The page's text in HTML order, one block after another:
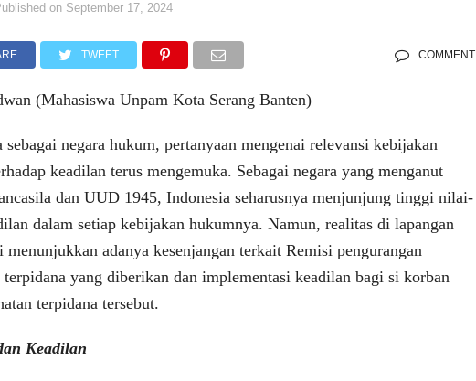
on September 17, 2024
TWEET COMMENT
(Mahasiswa Unpam Kota Serang Banten)
sebagai negara hukum, pertanyaan mengenai relevansi kebijakan
keadilan terus mengemuka. Sebagai negara yang menganut
dan UUD 1945, Indonesia seharusnya menjunjung tinggi nilai-
dalam setiap kebijakan hukumnya. Namun, realitas di lapangan
menunjukkan adanya kesenjangan terkait Remisi pengurangan
terpidana yang diberikan dan implementasi keadilan bagi si korban
terpidana tersebut.
Keadilan